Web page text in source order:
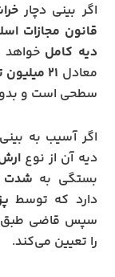
اگر بینی دچار
قانون مجازات
دیه کامل
معادل ۲۱ میلیون تومان
سطحی است و
اگر آسیب به
دیه آن از نوع
بستگی به شدت
دارد که توسط
سپس قاضی طبق
را تعیین می‌کند.